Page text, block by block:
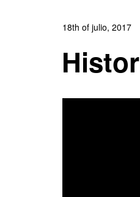
18th of julio, 2017